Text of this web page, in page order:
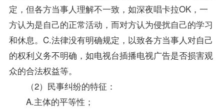
定，但各方当事人理解不一致，如深夜唱卡拉OK，一
方认为是自己的正常活动，而对方认为侵扰自己的学习
和休息。C.法律没有明确规定，以致各方当事人对自己
的权利义务不明确，如电视台插播电视广告是否损害观
众的合法权益等。
（2）民事纠纷的特征：
A.主体的平等性；